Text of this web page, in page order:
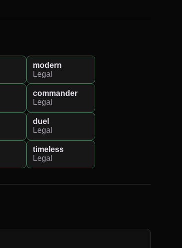
modern
Legal
commander
Legal
duel
Legal
timeless
Legal